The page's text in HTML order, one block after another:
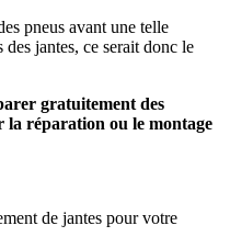
pneus avant une telle
jantes, ce serait donc le
gratuitement des
la réparation ou le montage
de jantes pour votre